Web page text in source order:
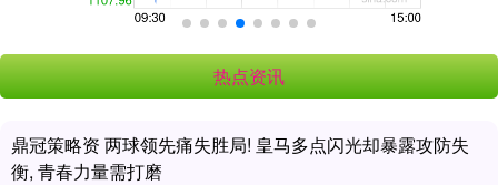
热点资讯
鼎冠策略资 两球领先痛失胜局! 皇马多点闪光却暴露攻防失
衡, 青春力量需打磨